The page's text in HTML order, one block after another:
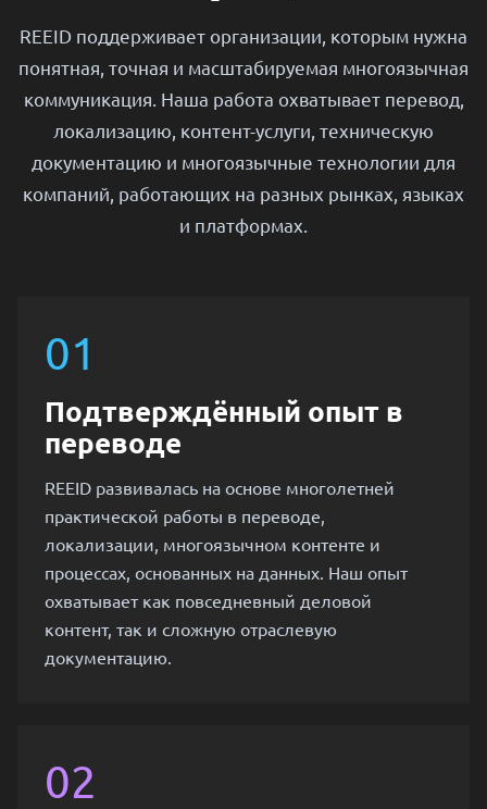
REEID поддерживает организации, которым нужна
понятная, точная и масштабируемая многоязычная
коммуникация. Наша работа охватывает перевод,
локализацию, контент-услуги, техническую
документацию и многоязычные технологии для
компаний, работающих на разных рынках, языках
и платформах.
01
Подтверждённый опыт в
переводе
REEID развивалась на основе многолетней
практической работы в переводе,
локализации, многоязычном контенте и
процессах, основанных на данных. Наш опыт
охватывает как повседневный деловой
контент, так и сложную отраслевую
документацию.
02